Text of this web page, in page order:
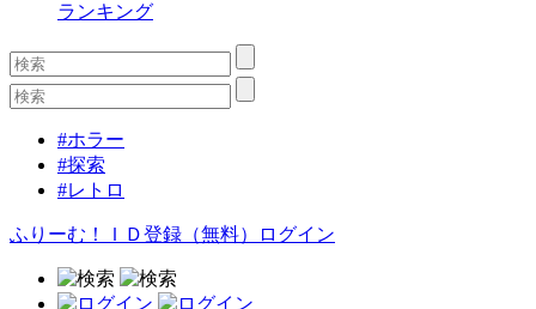
ランキング
#ホラー
#探索
#レトロ
ふりーむ！ＩＤ登録（無料） ログイン